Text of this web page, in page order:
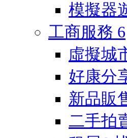
模擬器
工商服務 6
虛擬城
好康分
新品販
二手拍